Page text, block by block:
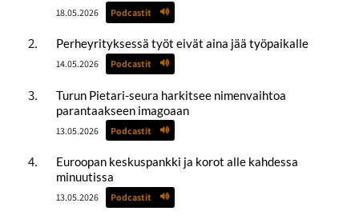
18.05.2026 Podcastit
Perheyrityksessä työt eivät aina jää työpaikalle
14.05.2026 Podcastit
Turun Pietari-seura harkitsee nimenvaihtoa
parantaakseen imagoaan
13.05.2026 Podcastit
Euroopan keskuspankki ja korot alle kahdessa
minuutissa
13.05.2026 Podcastit